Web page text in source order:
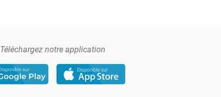
Téléchargez notre application